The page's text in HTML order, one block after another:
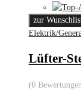
zur
Elektrik/
Lüfter-
(0